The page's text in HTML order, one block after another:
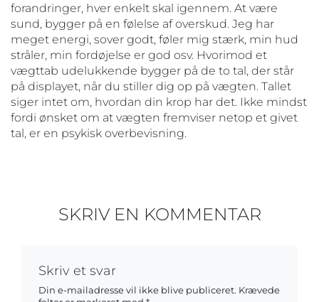
forandringer, hver enkelt skal igennem. At være
sund, bygger på en følelse af overskud. Jeg har
meget energi, sover godt, føler mig stærk, min hud
stråler, min fordøjelse er god osv. Hvorimod et
vægttab udelukkende bygger på de to tal, der står
på displayet, når du stiller dig op på vægten. Tallet
siger intet om, hvordan din krop har det. Ikke mindst
fordi ønsket om at vægten fremviser netop et givet
tal, er en psykisk overbevisning.
SKRIV EN KOMMENTAR
Skriv et svar
Din e-mailadresse vil ikke blive publiceret. Krævede